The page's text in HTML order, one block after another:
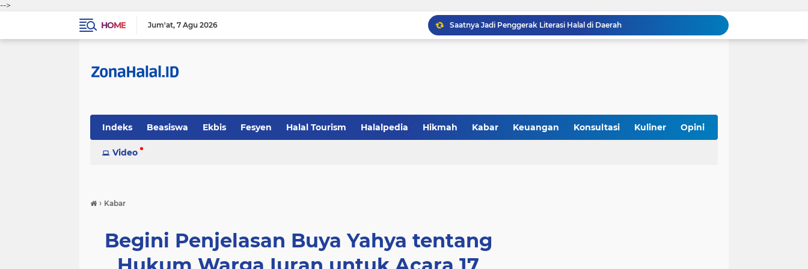
-->
HOME
Jum'at 7 Agu 2026
Sertifikasi Halal Barang Gunaan, Kebutuhan atau Sekadar Tren?
Saatnya UMKM Manfaatkan Sertifikasi Halal Gratis Bareng Unmul
Catat! Halal dimulai dari Konsumen, Tak Berhenti di Logo
Resmikan Zona KHAS UNP, Hadirkan Kuliner Halal, Aman, dan Sehat
Indeks Beasiswa Ekbis Fesyen Halal Tourism Halalpedia Hikmah Kabar Keuangan Konsultasi Kuliner Opini
Sosok Tekno-Sains
Video
› Kabar
Begini Penjelasan Buya Yahya tentang